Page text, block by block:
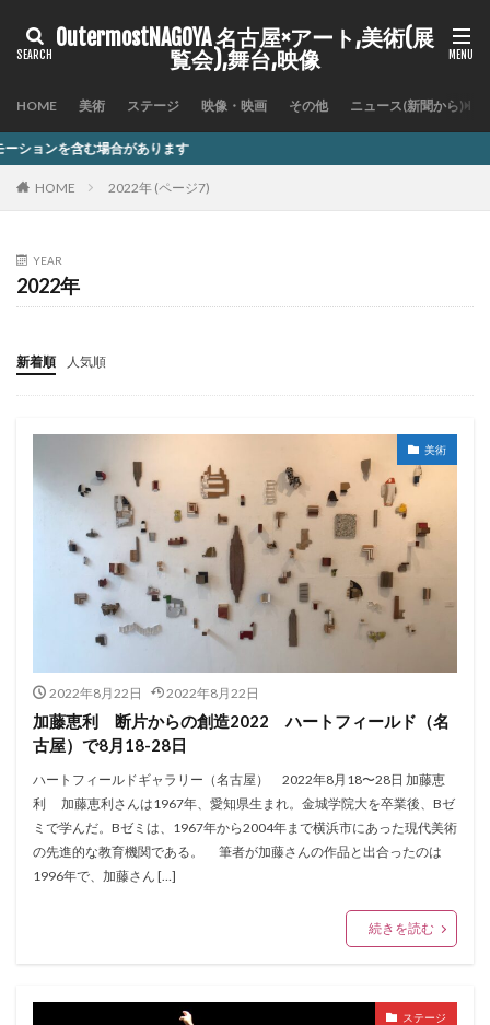
OutermostNAGOYA 名古屋×アート,美術(展
覧会),舞台,映像
HOME 美術 ステージ 映像・映画 その他 ニュース(新聞から)
ます
HOME 2022年 (ページ7)
YEAR
2022年
新着順 人気順
美術
2022年8月22日 2022年8月22日
加藤恵利 断片からの創造2022 ハートフィールド（名
古屋）で8月18-28日
ハートフィールドギャラリー（名古屋） 2022年8月18〜28日 加藤恵
利 加藤恵利さんは1967年、愛知県生まれ。金城学院大を卒業後、Bゼ
ミで学んだ。Bゼミは、1967年から2004年まで横浜市にあった現代美術
の先進的な教育機関である。 筆者が加藤さんの作品と出合ったのは
1996年で、加藤さん […]
続きを読む
ステージ